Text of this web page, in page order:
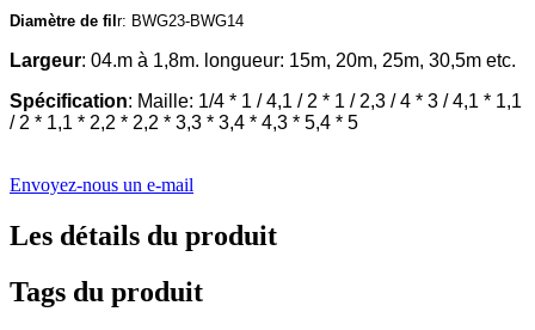
Diamètre de fil r: BWG23-BWG14
Largeur: 04.m à 1,8m. longueur: 15m, 20m, 25m, 30,5m etc.
Spécification: Maille: 1/4 * 1 / 4,1 / 2 * 1 / 2,3 / 4 * 3 / 4,1 * 1,1
/ 2 * 1,1 * 2,2 * 2,2 * 3,3 * 3,4 * 4,3 * 5,4 * 5
Envoyez-nous un e-mail
Les détails du produit
Tags du produit